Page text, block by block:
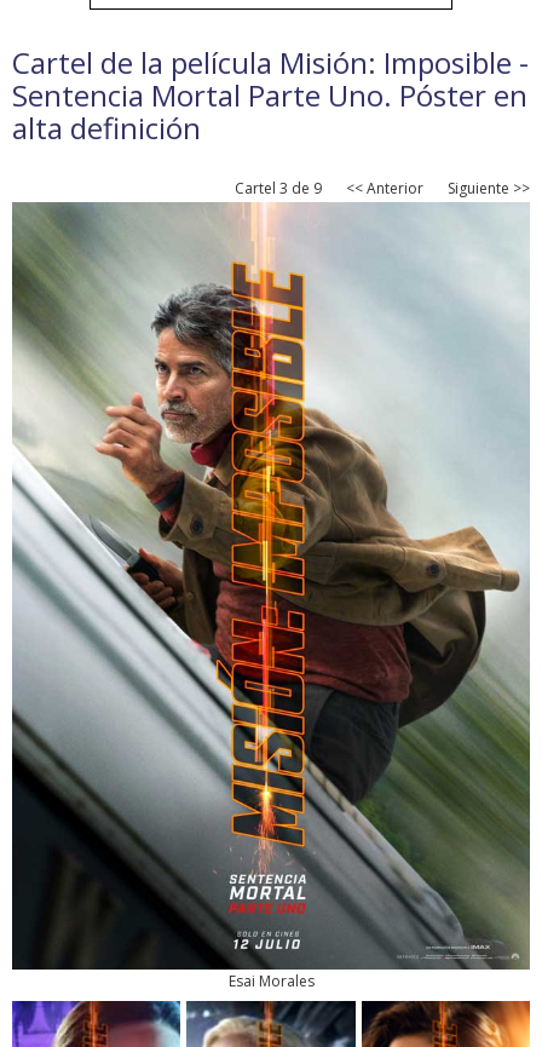
Cartel de la película Misión: Imposible -
Sentencia Mortal Parte Uno. Póster en
alta definición
Cartel 3 de 9 << Anterior Siguiente >>
Esai Morales